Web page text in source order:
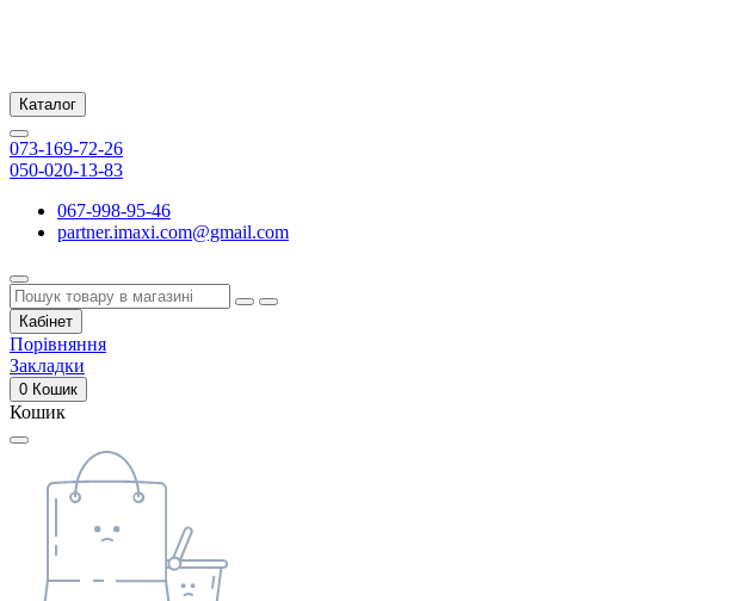
Каталог
073-169-72-26
050-020-13-83
067-998-95-46
partner.imaxi.com@gmail.com
Кабінет
Порівняння
Закладки
0 Кошик
Кошик